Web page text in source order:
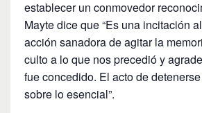
establecer un conmovedor
Mayte dice que “Es una incitación
acción sanadora de agitar la
culto a lo que nos precedió y
fue concedido. El acto de
sobre lo esencial”.